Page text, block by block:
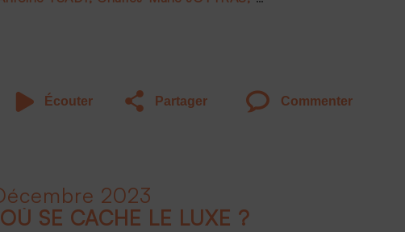
Écouter Partager Commenter
2023
SE CACHE LE LUXE ?